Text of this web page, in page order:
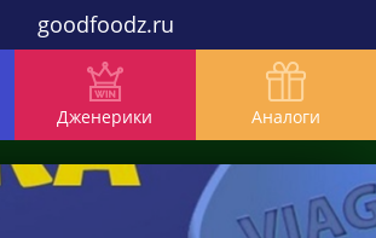
goodfoodz.ru
Дженерики Аналоги